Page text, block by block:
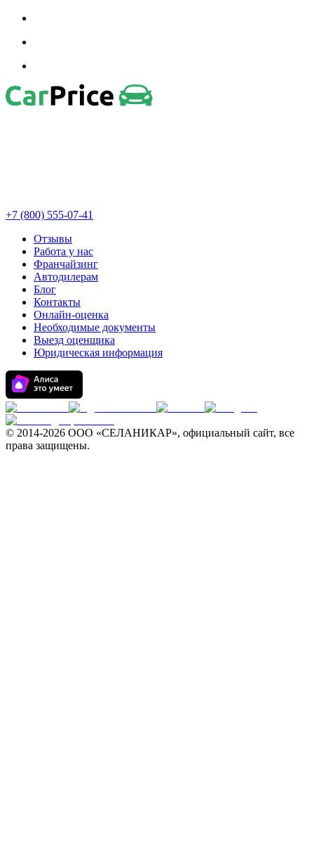
+7 (800) 555-07-41
Отзывы
Работа у нас
Франчайзинг
Автодилерам
Блог
Контакты
Онлайн-оценка
Необходимые документы
Выезд оценщика
Юридическая информация
© 2014-2026 ООО «СЕЛАНИКАР», официальный сайт, все
права защищены.